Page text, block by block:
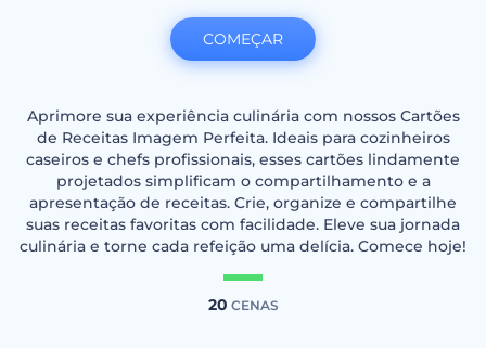
Aprimore sua experiência culinária com nossos Cartões
de Receitas Imagem Perfeita. Ideais para cozinheiros
caseiros e chefs profissionais, esses cartões lindamente
projetados simplificam o compartilhamento e a
apresentação de receitas. Crie, organize e compartilhe
suas receitas favoritas com facilidade. Eleve sua jornada
culinária e torne cada refeição uma delícia. Comece hoje!
20 CENAS
COMEÇAR